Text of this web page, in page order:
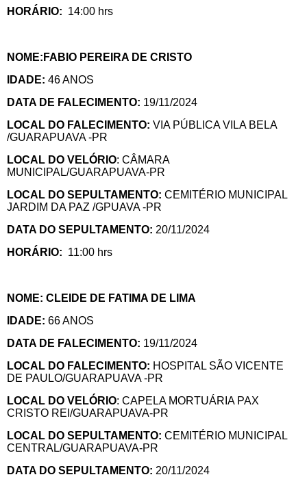
HORÁRIO: 14:00 hrs
NOME:FABIO PEREIRA DE CRISTO
IDADE: 46 ANOS
DATA DE FALECIMENTO: 19/11/2024
LOCAL DO FALECIMENTO: VIA PÚBLICA VILA BELA
/GUARAPUAVA -PR
LOCAL DO VELÓRIO: CÂMARA
MUNICIPAL/GUARAPUAVA-PR
LOCAL DO SEPULTAMENTO: CEMITÉRIO MUNICIPAL
JARDIM DA PAZ /GPUAVA -PR
DATA DO SEPULTAMENTO: 20/11/2024
HORÁRIO: 11:00 hrs
NOME: CLEIDE DE FATIMA DE LIMA
IDADE: 66 ANOS
DATA DE FALECIMENTO: 19/11/2024
LOCAL DO FALECIMENTO: HOSPITAL SÃO VICENTE
DE PAULO/GUARAPUAVA -PR
LOCAL DO VELÓRIO: CAPELA MORTUÁRIA PAX
CRISTO REI/GUARAPUAVA-PR
LOCAL DO SEPULTAMENTO: CEMITÉRIO MUNICIPAL
CENTRAL/GUARAPUAVA-PR
DATA DO SEPULTAMENTO: 20/11/2024